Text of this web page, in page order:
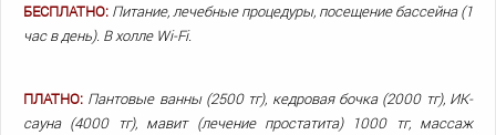
БЕСПЛАТНО: Питание, лечебные процедуры, посещение бассейна (1
час в день). В холле Wi-Fi.
ПЛАТНО: Пантовые ванны (2500 тг), кедровая бочка (2000 тг), ИК-
сауна (4000 тг), мавит (лечение простатита) 1000 тг, массаж